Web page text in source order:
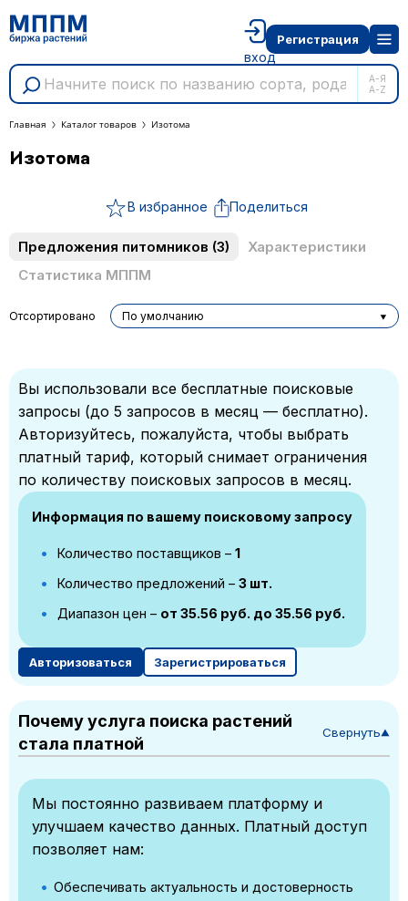
А-Я
A-Z
вход
Регистрация
Главная Каталог товаров Изотома
Изотома
В избранное Поделиться
Предложения питомников (3)
Характеристики
Статистика МППМ
Отсортировано По умолчанию
Вы использовали все бесплатные поисковые
запросы (до 5 запросов в месяц — бесплатно).
Авторизуйтесь, пожалуйста, чтобы выбрать
платный тариф, который снимает ограничения
по количеству поисковых запросов в месяц.
Информация по вашему поисковому запросу
Количество поставщиков – 1
Количество предложений – 3 шт.
Диапазон цен – от 35.56 руб. до 35.56 руб.
Авторизоваться Зарегистрироваться
Почему услуга поиска растений
стала платной
Свернуть▼
Мы постоянно развиваем платформу и
улучшаем качество данных. Платный доступ
позволяет нам:
Обеспечивать актуальность и достоверность